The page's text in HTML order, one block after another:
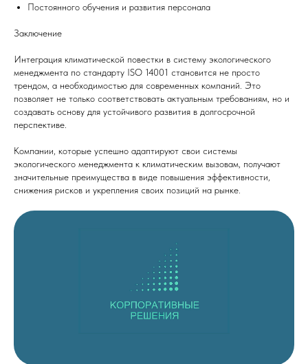
Постоянного обучения и развития персонала
Заключение
Интеграция климатической повестки в систему экологического
менеджмента по стандарту ISO 14001 становится не просто
трендом, а необходимостью для современных компаний. Это
позволяет не только соответствовать актуальным требованиям, но и
создавать основу для устойчивого развития в долгосрочной
перспективе.
Компании, которые успешно адаптируют свои системы
экологического менеджмента к климатическим вызовам, получают
значительные преимущества в виде повышения эффективности,
снижения рисков и укрепления своих позиций на рынке.